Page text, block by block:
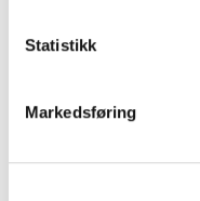
Statistikk
Markedsføring